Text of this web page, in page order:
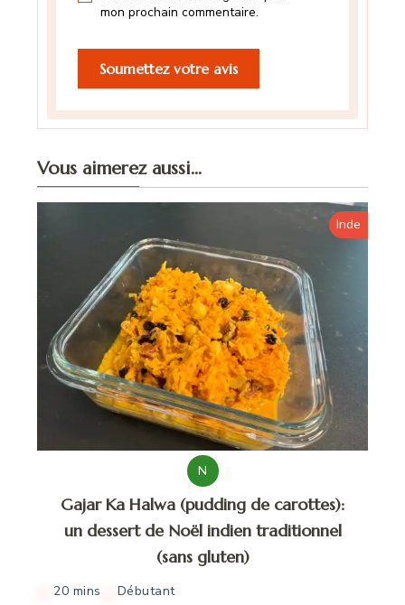
mon prochain commentaire.
Vous aimerez aussi...
Inde
N
Gajar Ka Halwa (pudding de carottes):
un dessert de Noël indien traditionnel
(sans gluten)
20 mins Débutant